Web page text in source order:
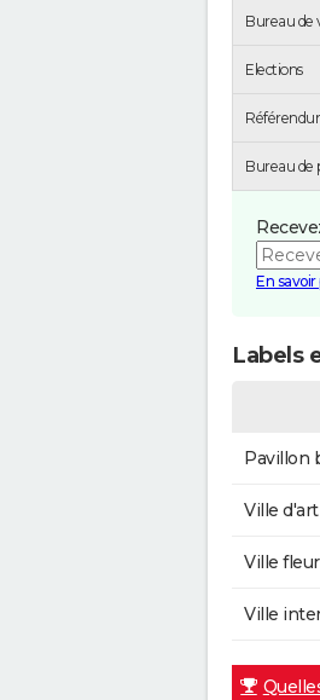
Bureau de
Elections
Bureau de
En
Labels
Pavillon
Ville
Ville
Ville